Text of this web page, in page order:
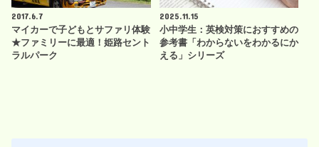
2017.6.7
マイカーで子どもとサファリ体験
★ファミリーに最適！姫路セント
ラルパーク
2025.11.15
小中学生：英検対策におすすめの
参考書「わからないをわかるにか
える」シリーズ